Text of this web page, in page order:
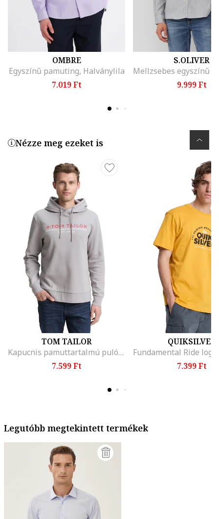
OMBRE
Egyszínű pamuting, Halványlila
7.019 Ft
S.OLIVER
9.999 Ft
Nézze meg ezeket is
TOM TAILOR
Kapucnis pamuttartalmú pulóver logómintával, Melange szürke
7.599 Ft
QUIKSILVER
7.399 Ft
Legutóbb megtekintett termékek